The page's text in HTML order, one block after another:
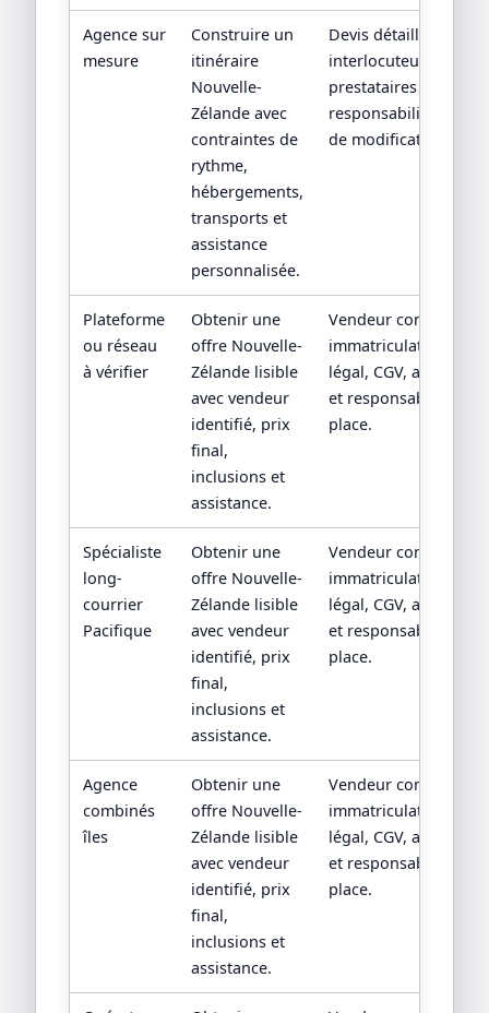
Agence sur
mesure
Construire un
itinéraire
Nouvelle-
Zélande avec
contraintes de
rythme,
hébergements,
transports et
assistance
personnalisée.
Devis détaillé,
interlocuteur,
prestataires locaux et
responsabilités en
de modification.
Plateforme
ou réseau
à vérifier
Obtenir une
offre Nouvelle-
Zélande lisible
avec vendeur
identifié, prix
final,
inclusions et
assistance.
Vendeur contractuel,
immatriculation/
légal, CGV, assistance
et responsabilité sur
place.
Spécialiste
long-
courrier
Pacifique
Obtenir une
offre Nouvelle-
Zélande lisible
avec vendeur
identifié, prix
final,
inclusions et
assistance.
Vendeur contractuel,
immatriculation/
légal, CGV, assistance
et responsabilité sur
place.
Agence
combinés
îles
Obtenir une
offre Nouvelle-
Zélande lisible
avec vendeur
identifié, prix
final,
inclusions et
assistance.
Vendeur contractuel,
immatriculation/
légal, CGV, assistance
et responsabilité sur
place.